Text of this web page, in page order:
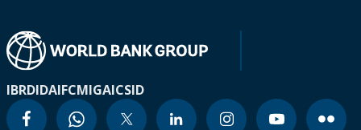
IBRDIDAIFCMIGAICSID